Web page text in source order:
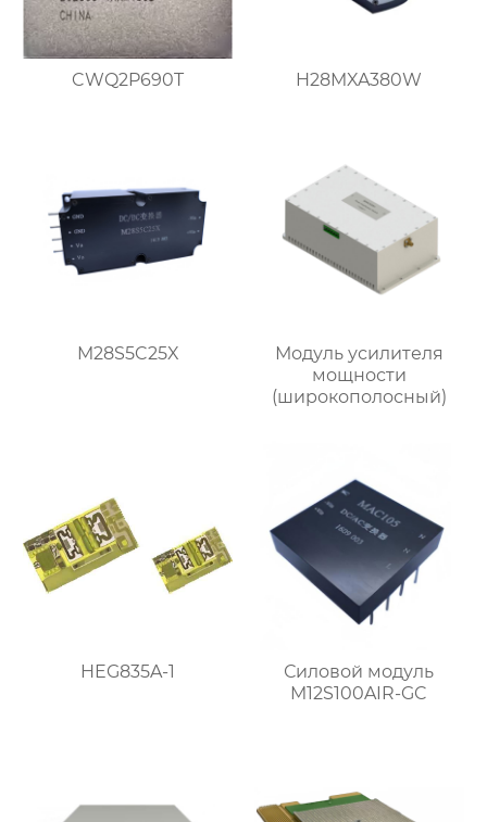
CWQ2P690T H28MXA380W
M28S5C25X
Модуль усилителя
мощности
(широкополосный)
HEG835A-1
Силовой модуль
M12S100AIR-GC